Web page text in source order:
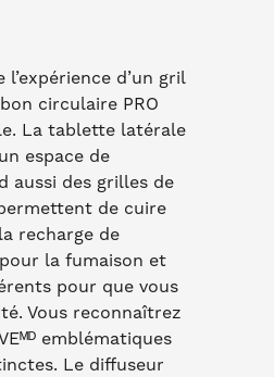
d’un gril
circulaire PRO
La tablette latérale
espace de
aussi des grilles de
de cuire
recharge de
la fumaison et
pour que vous
Vous reconnaîtrez
emblématiques
Le diffuseur